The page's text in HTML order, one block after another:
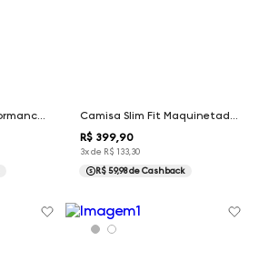
R$ 399 90
3x de R$ 133 30
R$ 59,98de Cashback